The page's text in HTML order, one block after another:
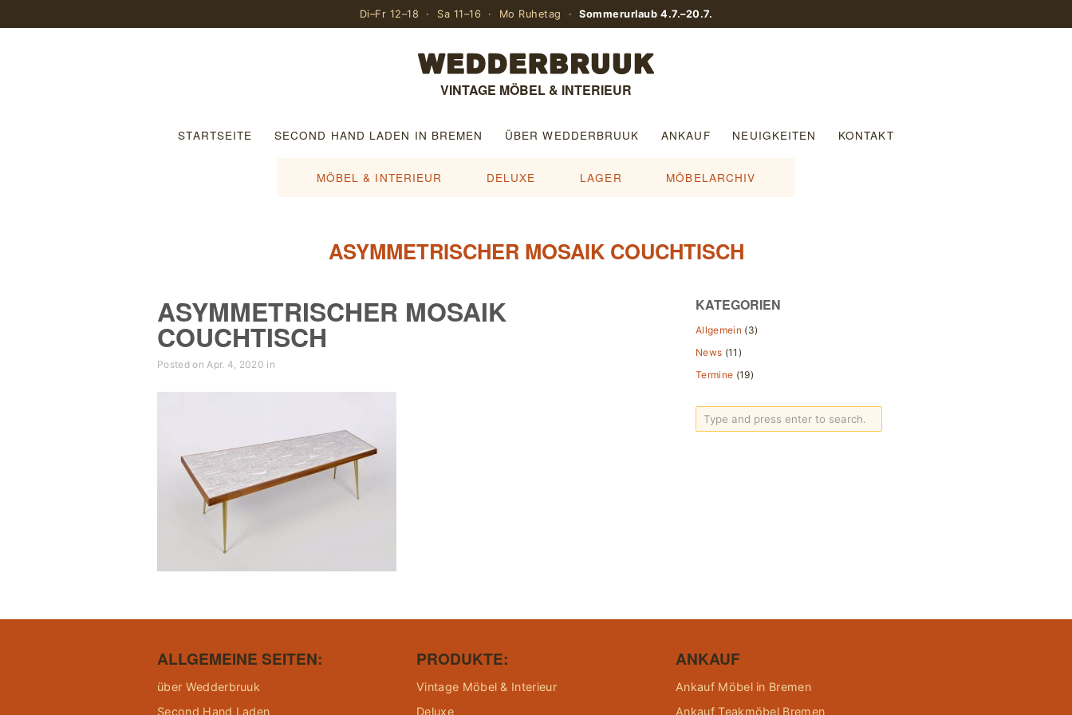
Di–Fr 12–18 · Sa 11–16 · Mo Ruhetag ·Sommerurlaub 4.7.–20.7.
VINTAGE MÖBEL & INTERIEUR
STARTSEITE SECOND HAND LADEN IN BREMEN ÜBER WEDDERBRUUK ANKAUF NEUIGKEITEN KONTAKT
MÖBEL & INTERIEUR DELUXE LAGER MÖBELARCHIV
ASYMMETRISCHER MOSAIK COUCHTISCH
ASYMMETRISCHER MOSAIK
COUCHTISCH
Posted on Apr. 4, 2020 in
KATEGORIEN
Allgemein (3)
News (11)
Termine (19)
ALLGEMEINE SEITEN:
über Wedderbruuk
Second Hand Laden
PRODUKTE:
Vintage Möbel & Interieur
Deluxe
ANKAUF
Ankauf Möbel in Bremen
Ankauf Teakmöbel Bremen